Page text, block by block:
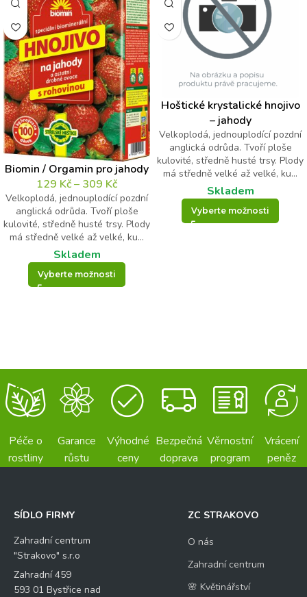
Křestní jméno Příjmení
E-mail*
Váš dotaz*
J
a
Kontrolní otázka *
Odeslat
Biomin / Orgamin pro jahody
129 Kč– 309 Kč
Velkoplodá, jednouplodící pozdní
anglická odrůda. Tvoří ploše
kulovité, středně husté trsy. Plody
má středně velké až velké, ku...
Skladem
Vyberte možnosti
Hoštické krystalické hnojivo
– jahody
Velkoplodá, jednouplodící pozdní
anglická odrůda. Tvoří ploše
kulovité, středně husté trsy. Plody
má středně velké až velké, ku...
Skladem
Vyberte možnosti
Péče o
rostliny
Garance
růstu
Výhodné
ceny
Bezpečná
doprava
Věrnostní
program
Vrácení
peněz
SÍDLO FIRMY
Zahradní centrum
"Strakovo" s.r.o
Zahradní 459
593 01 Bystřice nad
ZC STRAKOVO
O nás
Zahradní centrum
🌸 Květinářství